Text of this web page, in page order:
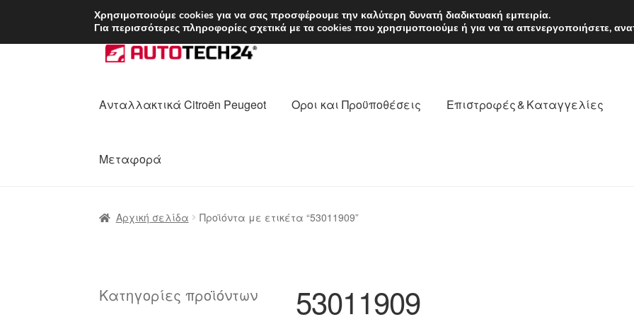
ΑΠΟΣΤΟΛΗ από 7 EUR Δευτέρα-Παρ.
Απευθείας
μετάβαση
πλοήγηση
Μετάβαση
σε
Ανταλλακτικά Citroën Peugeot Οροι και Προϋποθέσεις Επιστροφές & Καταγγελίες
Μεταφορά
Αρχική σελίδα Προϊόντα με ετικέτα “53011909”
53011909
Κατηγορίες προϊόντων
Χρησιμοποιούμε cookies για να σας προσφέρουμε την καλύτερη δυνατή διαδικτυακή εμπειρία.
Για περισσότερες πληροφορίες σχετικά με τα cookies που χρησιμοποιούμε ή για να τα απενεργοποιήσετε,